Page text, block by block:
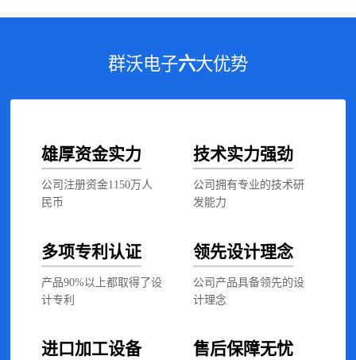
群沃电子六大优势
雄厚资金实力
公司注册资金1150万人
民币
技术实力强劲
公司拥有专业的技术研
发能力
多项专利认证
产品90%以上都取得了设
计专利
领先设计理念
公司产品具备领先的设
计理念
进口加工设备 售后保障无忧